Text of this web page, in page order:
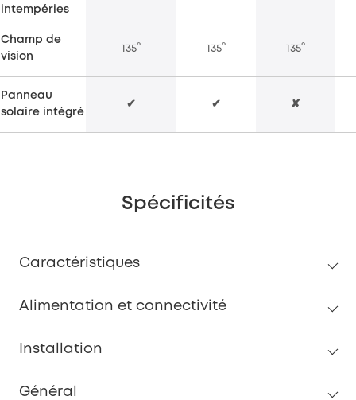
intempéries
Champ de
vision
135° 135° 135°
Panneau
solaire intégré
✔ ✔ ✘
Spécificités
Caractéristiques
Alimentation et connectivité
Installation
Général